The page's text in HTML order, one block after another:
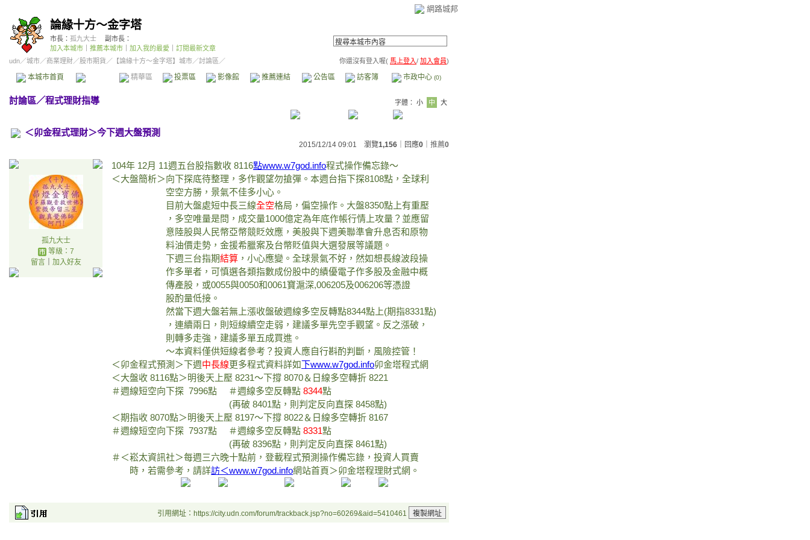
網路城邦
論緣十方～金字塔
市長： 孤九大士
副市長：
加入本城市
推薦本城市 加入我的最愛
訂閱最新文章
udn／城市／商業理財／股市期貨 ／ 【論緣十方～金字塔】城市／討論區／ 你還沒有登入喔( 馬上登入/ 加入會員)
本城市首頁 精華區 投票區 影像館 推薦連結 公告區 訪客簿 市政中心 (0)
討論區／程式理財指導 字體： 小 中 大
＜卯金程式理財＞今下週大盤預測
2015/12/14 09:01 瀏覽1,156 ｜回應0 推薦0
孤九大士
等級：7
留言｜ 加入好友
104年 12月 11週五台股指數收 8116點www.w7god.info程式操作備忘錄～
＜大盤簡析＞向下探底待整理，多作觀望勿搶彈。本週台指下探8108點，全球利
空空方勝，景氣不佳多小心。
目前大盤處短中長三線全空格局，偏空操作。大盤8350點上有重壓
，多空唯量是問，成交量1000億定為年底作帳行情上攻量？並應留
意陸股與人民幣亞幣競貶效應，美股與下週美聯準會升息否和原物
料油價走勢，金援希臘案及台幣貶值與大選發展等議題。
下週三台指期結算 ，小心應變。全球景氣不好，然如想長線波段操
作多單者，可慎選各類指數成份股中的績優電子作多股及金融中概
傳產股，或0055與0050和0061寶滬深,006205及006206等憑證
股酌量低接。
然當下週大盤若無上漲收盤破週線多空反轉點8344點上(期指8331點)
，連續兩日，則短線續空走弱，建議多單先空手觀望。反之漲破，
則轉多走強，建議多單五成買進。
～本資料僅供短線者參考？投資人應自行斟酌判斷，風險控管！
＜卯金程式預測＞下週中長線更多程式資料詳如下www.w7god.info卯金塔程式網
＜大盤收 8116點＞明後天上壓 8231～下撐 8070＆日線多空轉折 8221
＃週線短空向下探 7996點 ＃週線多空反轉點 8344點
(再破 8401點，則判定反向直探 8458點)
＜期指收 8070點＞明後天上壓 8197～下撐 8022＆日線多空轉折 8167
＃週線短空向下探 7937點 ＃週線多空反轉點 8331點
(再破 8396點，則判定反向直探 8461點)
＃＜崧太資訊社＞每週三六晚十點前，登載程式預測操作備忘錄，投資人買賣
時，若需參考，請詳訪＜www.w7god.info網站首頁＞卯金塔程理財式網。
引用網址：https://city.udn.com/forum/trackback.jsp?no=60269&aid=5410461